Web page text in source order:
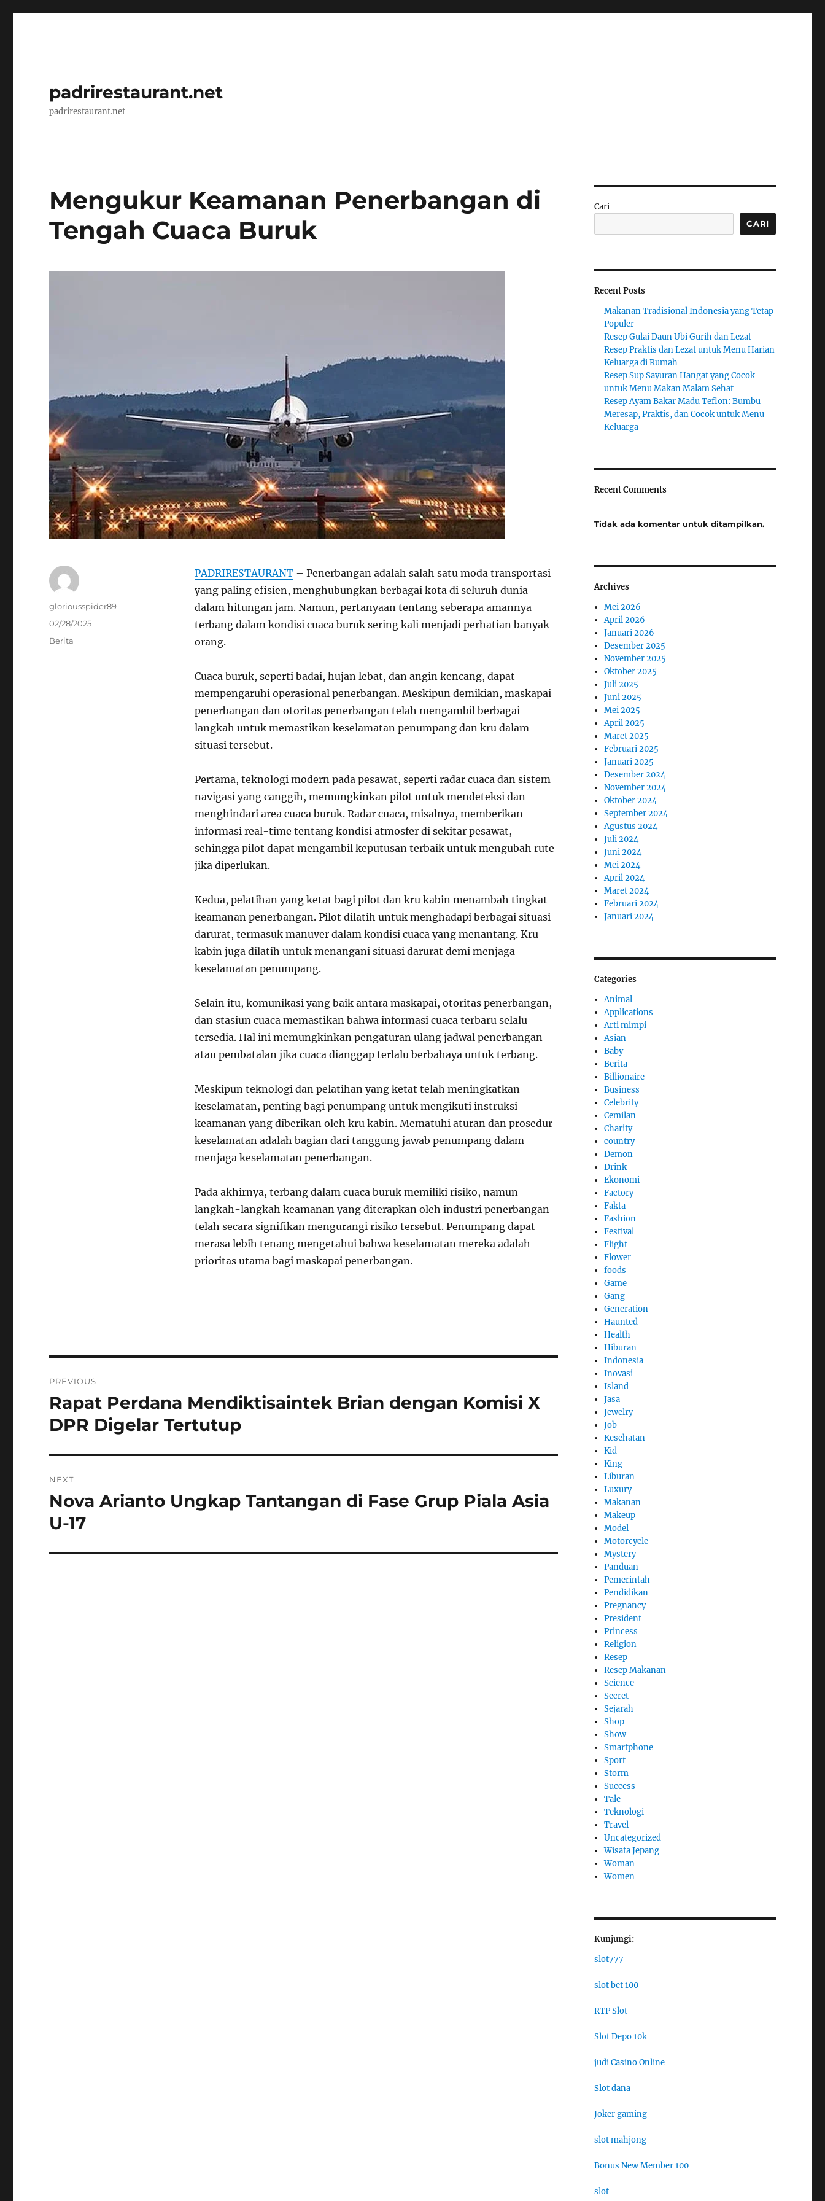
padrirestaurant.net
padrirestaurant.net
Mengukur Keamanan Penerbangan di
Tengah Cuaca Buruk
PADRIRESTAURANT– Penerbangan adalah salah satu moda transportasi
yang paling efisien, menghubungkan berbagai kota di seluruh dunia
dalam hitungan jam. Namun, pertanyaan tentang seberapa amannya
terbang dalam kondisi cuaca buruk sering kali menjadi perhatian banyak
orang.
Cuaca buruk, seperti badai, hujan lebat, dan angin kencang, dapat
mempengaruhi operasional penerbangan. Meskipun demikian, maskapai
penerbangan dan otoritas penerbangan telah mengambil berbagai
langkah untuk memastikan keselamatan penumpang dan kru dalam
situasi tersebut.
Pertama, teknologi modern pada pesawat, seperti radar cuaca dan sistem
navigasi yang canggih, memungkinkan pilot untuk mendeteksi dan
menghindari area cuaca buruk. Radar cuaca, misalnya, memberikan
informasi real-time tentang kondisi atmosfer di sekitar pesawat,
sehingga pilot dapat mengambil keputusan terbaik untuk mengubah rute
jika diperlukan.
Kedua, pelatihan yang ketat bagi pilot dan kru kabin menambah tingkat
keamanan penerbangan. Pilot dilatih untuk menghadapi berbagai situasi
darurat, termasuk manuver dalam kondisi cuaca yang menantang. Kru
kabin juga dilatih untuk menangani situasi darurat demi menjaga
keselamatan penumpang.
Selain itu, komunikasi yang baik antara maskapai, otoritas penerbangan,
dan stasiun cuaca memastikan bahwa informasi cuaca terbaru selalu
tersedia. Hal ini memungkinkan pengaturan ulang jadwal penerbangan
atau pembatalan jika cuaca dianggap terlalu berbahaya untuk terbang.
Meskipun teknologi dan pelatihan yang ketat telah meningkatkan
keselamatan, penting bagi penumpang untuk mengikuti instruksi
keamanan yang diberikan oleh kru kabin. Mematuhi aturan dan prosedur
keselamatan adalah bagian dari tanggung jawab penumpang dalam
menjaga keselamatan penerbangan.
Pada akhirnya, terbang dalam cuaca buruk memiliki risiko, namun
langkah-langkah keamanan yang diterapkan oleh industri penerbangan
telah secara signifikan mengurangi risiko tersebut. Penumpang dapat
merasa lebih tenang mengetahui bahwa keselamatan mereka adalah
prioritas utama bagi maskapai penerbangan.
Author
gloriousspider89
Posted
02/28/2025
Categories
Berita
pos
PREVIOUS
Previous
post:
Rapat Perdana Mendiktisaintek Brian dengan Komisi X
DPR Digelar Tertutup
NEXT
Next
post:
Nova Arianto Ungkap Tantangan di Fase Grup Piala Asia
U-17
Cari
CARI
Recent Posts
Makanan Tradisional Indonesia yang Tetap
Populer
Resep Gulai Daun Ubi Gurih dan Lezat
Resep Praktis dan Lezat untuk Menu Harian
Keluarga di Rumah
Resep Sup Sayuran Hangat yang Cocok
untuk Menu Makan Malam Sehat
Resep Ayam Bakar Madu Teflon: Bumbu
Meresap, Praktis, dan Cocok untuk Menu
Keluarga
Recent Comments
Tidak ada komentar untuk ditampilkan.
Archives
Mei 2026
April 2026
Januari 2026
Desember 2025
November 2025
Oktober 2025
Juli 2025
Juni 2025
Mei 2025
April 2025
Maret 2025
Februari 2025
Januari 2025
Desember 2024
November 2024
Oktober 2024
September 2024
Agustus 2024
Juli 2024
Juni 2024
Mei 2024
April 2024
Maret 2024
Februari 2024
Januari 2024
Categories
Animal
Applications
Arti mimpi
Asian
Baby
Berita
Billionaire
Business
Celebrity
Cemilan
Charity
country
Demon
Drink
Ekonomi
Factory
Fakta
Fashion
Festival
Flight
Flower
foods
Game
Gang
Generation
Haunted
Health
Hiburan
Indonesia
Inovasi
Island
Jasa
Jewelry
Job
Kesehatan
Kid
King
Liburan
Luxury
Makanan
Makeup
Model
Motorcycle
Mystery
Panduan
Pemerintah
Pendidikan
Pregnancy
President
Princess
Religion
Resep
Resep Makanan
Science
Secret
Sejarah
Shop
Show
Smartphone
Sport
Storm
Success
Tale
Teknologi
Travel
Uncategorized
Wisata Jepang
Woman
Women
Kunjungi:
slot777
slot bet 100
RTP Slot
Slot Depo 10k
judi Casino Online
Slot dana
Joker gaming
slot mahjong
Bonus New Member 100
slot